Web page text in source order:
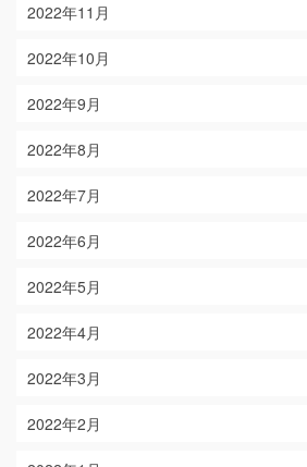
2022年11月
2022年10月
2022年9月
2022年8月
2022年7月
2022年6月
2022年5月
2022年4月
2022年3月
2022年2月